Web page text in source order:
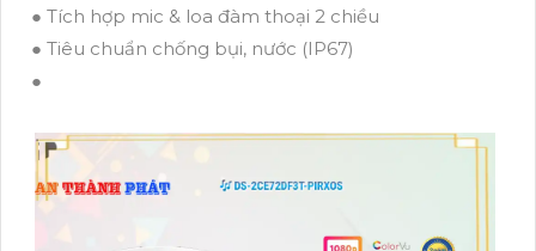
● Tích hợp mic & loa đàm thoại 2 chiều
● Tiêu chuẩn chống bụi, nước (IP67)
●